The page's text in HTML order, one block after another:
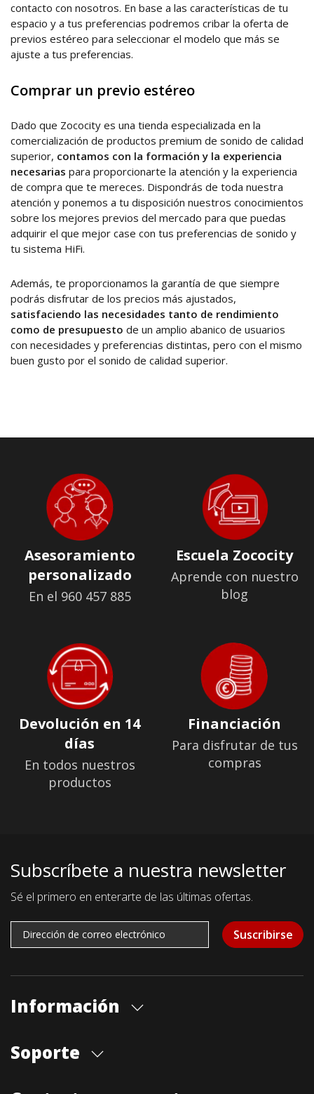
contacto con nosotros. En base a las características de tu
espacio y a tus preferencias podremos cribar la oferta de
previos estéreo para seleccionar el modelo que más se
ajuste a tus preferencias.
Comprar un previo estéreo
Dado que Zococity es una tienda especializada en la
comercialización de productos premium de sonido de calidad
superior, contamos con la formación y la experiencia
necesarias para proporcionarte la atención y la experiencia
de compra que te mereces. Dispondrás de toda nuestra
atención y ponemos a tu disposición nuestros conocimientos
sobre los mejores previos del mercado para que puedas
adquirir el que mejor case con tus preferencias de sonido y
tu sistema HiFi.
Además, te proporcionamos la garantía de que siempre
podrás disfrutar de los precios más ajustados,
satisfaciendo las necesidades tanto de rendimiento
como de presupuesto de un amplio abanico de usuarios
con necesidades y preferencias distintas, pero con el mismo
buen gusto por el sonido de calidad superior.
Asesoramiento
personalizado
En el 960 457 885
Escuela Zococity
Aprende con nuestro
blog
Devolución en 14
días
En todos nuestros
productos
Financiación
Para disfrutar de tus
compras
Subscríbete a nuestra newsletter
Sé el primero en enterarte de las últimas ofertas.
Suscribirse
Información
Cita previa tienda
Soporte